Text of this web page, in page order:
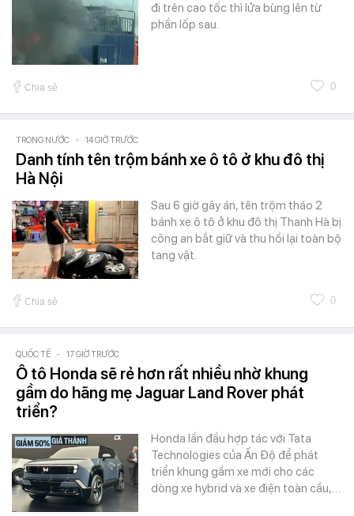
đi trên cao tốc thì lửa bùng lên từ
phần lốp sau.
Chia sẻ 0
TRONG NƯỚC - 14 GIỜ TRƯỚC
Danh tính tên trộm bánh xe ô tô ở khu đô thị
Hà Nội
Sau 6 giờ gây án, tên trộm tháo 2
bánh xe ô tô ở khu đô thị Thanh Hà bị
công an bắt giữ và thu hồi lại toàn bộ
tang vật.
Chia sẻ 0
QUỐC TẾ - 17 GIỜ TRƯỚC
Ô tô Honda sẽ rẻ hơn rất nhiều nhờ khung
gầm do hãng mẹ Jaguar Land Rover phát
triển?
Honda lần đầu hợp tác với Tata
Technologies của Ấn Độ để phát
triển khung gầm xe mới cho các
dòng xe hybrid và xe điện toàn cầu,…